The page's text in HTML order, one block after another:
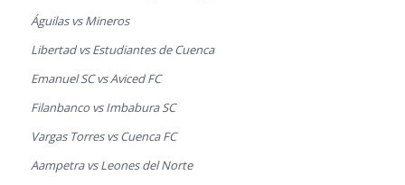
Águilas vs Mineros
Libertad vs Estudiantes de Cuenca
Emanuel SC vs Aviced FC
Filanbanco vs Imbabura SC
Vargas Torres vs Cuenca FC
Aampetra vs Leones del Norte